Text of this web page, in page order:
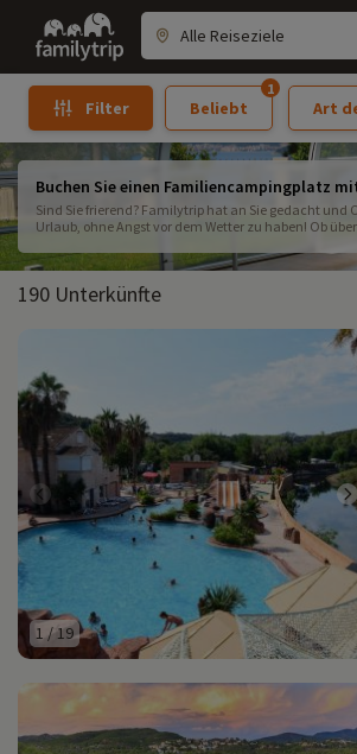
Family
trip
Filter Beliebt
1
Art
Buchen Sie einen Familiencampingplatz
Sind Sie frierend? Familytrip hat an Sie gedacht
Urlaub, ohne Angst vor dem Wetter zu haben! Ob
190 Unterkünfte
1 /19